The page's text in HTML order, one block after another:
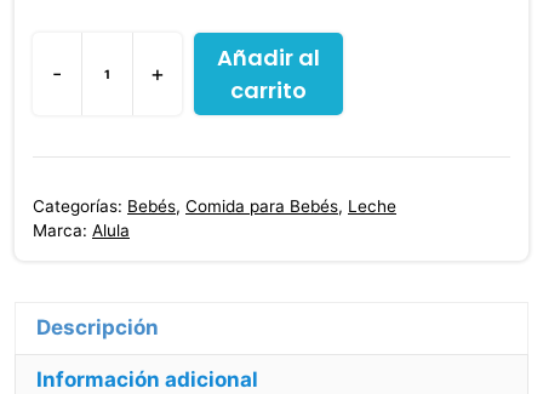
-
Gold
3
900
+
Añadir al
carrito
Categorías: Bebés, Comida para Bebés, Leche
Marca: Alula
Descripción
Información adicional